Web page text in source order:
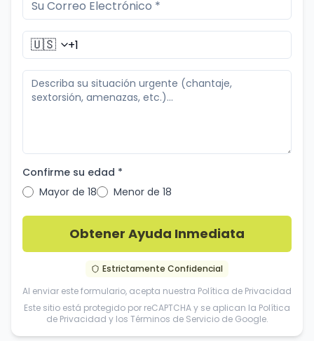
🇺🇸
Confirme su edad *
Mayor de 18
Menor de 18
Obtener Ayuda Inmediata
Estrictamente Confidencial
Al enviar este formulario, acepta nuestra Política de Privacidad
Este sitio está protegido por reCAPTCHA y se aplican la Política
de Privacidad y los Términos de Servicio de Google.